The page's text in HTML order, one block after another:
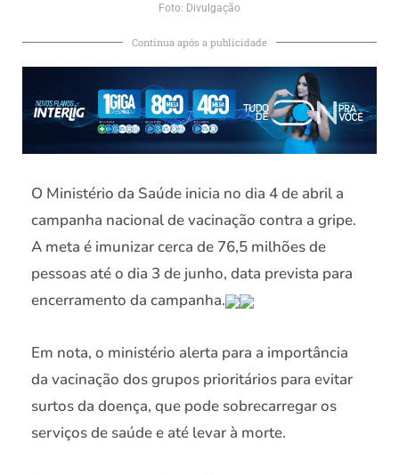
Foto: Divulgação
Continua após a publicidade
O Ministério da Saúde inicia no dia 4 de abril a
campanha nacional de vacinação contra a gripe.
A meta é imunizar cerca de 76,5 milhões de
pessoas até o dia 3 de junho, data prevista para
encerramento da campanha.
Em nota, o ministério alerta para a importância
da vacinação dos grupos prioritários para evitar
surtos da doença, que pode sobrecarregar os
serviços de saúde e até levar à morte.